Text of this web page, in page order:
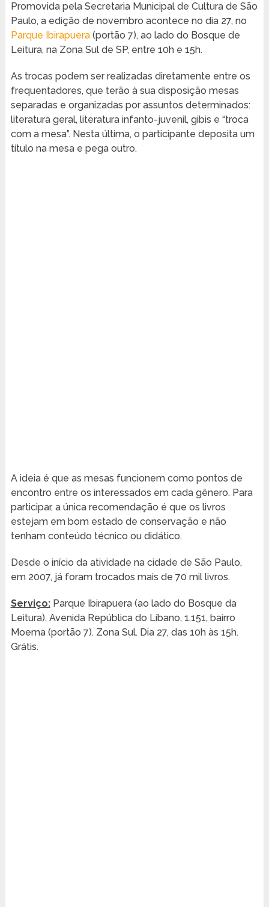
Promovida pela Secretaria Municipal de Cultura de São
Paulo, a edição de novembro acontece no dia 27, no
Parque Ibirapuera(portão 7), ao lado do Bosque de
Leitura, na Zona Sul de SP, entre 10h e 15h.
As trocas podem ser realizadas diretamente entre os
frequentadores, que terão à sua disposição mesas
separadas e organizadas por assuntos determinados:
literatura geral, literatura infanto-juvenil, gibis e “troca
com a mesa”. Nesta última, o participante deposita um
título na mesa e pega outro.
A ideia é que as mesas funcionem como pontos de
encontro entre os interessados em cada gênero. Para
participar, a única recomendação é que os livros
estejam em bom estado de conservação e não
tenham conteúdo técnico ou didático.
Desde o início da atividade na cidade de São Paulo,
em 2007, já foram trocados mais de 70 mil livros.
Serviço:Parque Ibirapuera (ao lado do Bosque da
Leitura). Avenida República do Líbano, 1.151, bairro
Moema (portão 7). Zona Sul. Dia 27, das 10h às 15h.
Grátis.